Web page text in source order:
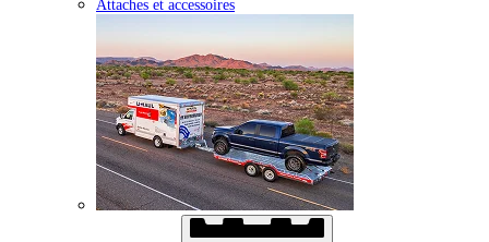
Attaches et accessoires